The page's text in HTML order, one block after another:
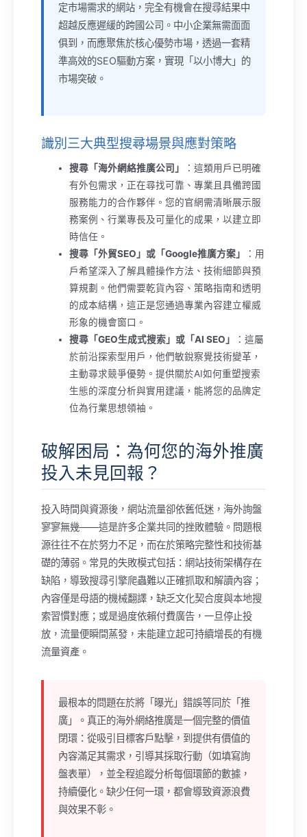
定市場需求的網站，完全有機會在搜尋結果中
超越反應遲緩的跨國公司。中小企業無需面面
俱到，而應聚焦於核心優勢市場，透過一套精
準高效的SEO驅動方案，實現「以小博大」的
市場突破。
識別三大典型搜尋場景與應對策略
搜尋「海外網絡推廣公司」
：這類用戶已明確
有外包需求，正在尋找可靠、專業且具備跨國
服務能力的合作夥伴。您的官網需清晰展示服
務案例、行業專長及可量化的成果，以建立即
時信任。
搜尋「外貿SEO」或「Google推廣方案」
：用
戶希望深入了解具體操作方法、技術細節與預
算規劃。他們需要乾貨內容、策略指南和透明
的成本結構，這正是您通過專業內容建立權威
形象的機會窗口。
搜尋「GEO生成式搜索」或「AI SEO」
：這屬
於前沿探索型用戶，他們敏銳察覺技術變革，
主動尋求競爭優勢。提供關於AI如何重塑搜索
生態的深度分析與實用建議，能將您的品牌定
位為行業思想領袖。
破解困局：為何您的海外推廣
投入未見回報？
投入時間與資源後，網站流量卻依舊低迷，海外詢盤
寥寥無幾——這是許多企業共同的挫敗體驗。問題根
源往往不在於努力不足，而在於策略完整性和技術基
礎的薄弱。常見的失敗模式包括：網站技術架構存在
缺陷，導致搜尋引擎爬蟲難以正確抓取和解讀內容；
內容僅是母語的機械翻譯，缺乏文化契合度與本地搜
索習慣對應；或是過度依賴付費廣告，一旦停止投
放，流量便瞬間蒸發，未能建立起可持續增長的有機
流量資產。
最根本的問題在於將「曝光」錯誤等同於「推
廣」。真正的海外網絡推廣是一個完整的價值
閉環：從吸引目標客戶點擊，到提供有價值的
內容滿足其需求，引導其採取行動（如填寫詢
盤表單），並全程追蹤分析每個環節的數據，
持續優化。缺少任何一環，都會導致資源浪費
與效果不彰。